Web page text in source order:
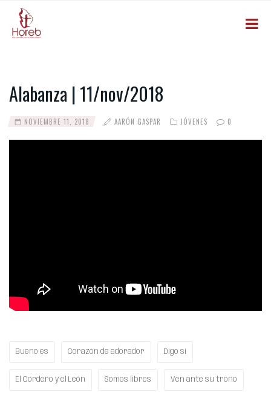
Alabanza | 11/nov/2018
NOVIEMBRE 11, 2018 AARÓN GASPAR JÓVENES 0
Bueno es Corazón de adorador Digo sí
El Cordero y el León Somos libres Ven ante su trono